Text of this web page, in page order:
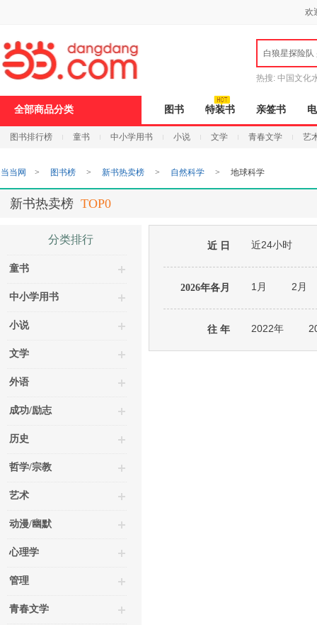
打
开
无
障
页
加
欢
白狼星探险队
热搜: 中国文化
全部商品分类 图书 特装书 亲签书
图书排行榜 童书 中小学用书 小说 文学 青春文学 艺
当当网 > 图书榜 > 新书热卖榜 > 自然科学 > 地球科学
新书热卖榜 TOP0
分类排行
童书
中小学用书
小说
文学
外语
成功/励志
历史
哲学/宗教
艺术
动漫/幽默
心理学
管理
青春文学
近 日 近24小时
2026年各月 1月 2月
往 年 2022年